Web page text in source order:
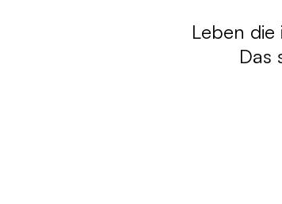
Leben
Das